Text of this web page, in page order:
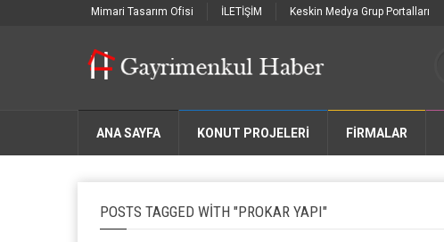
Mimari Tasarım Ofisi İLETİŞİM Keskin Medya Grup Portalları
ANA SAYFA KONUT PROJELERİ FIRMALAR
POSTS TAGGED WITH "PROKAR YAPI"